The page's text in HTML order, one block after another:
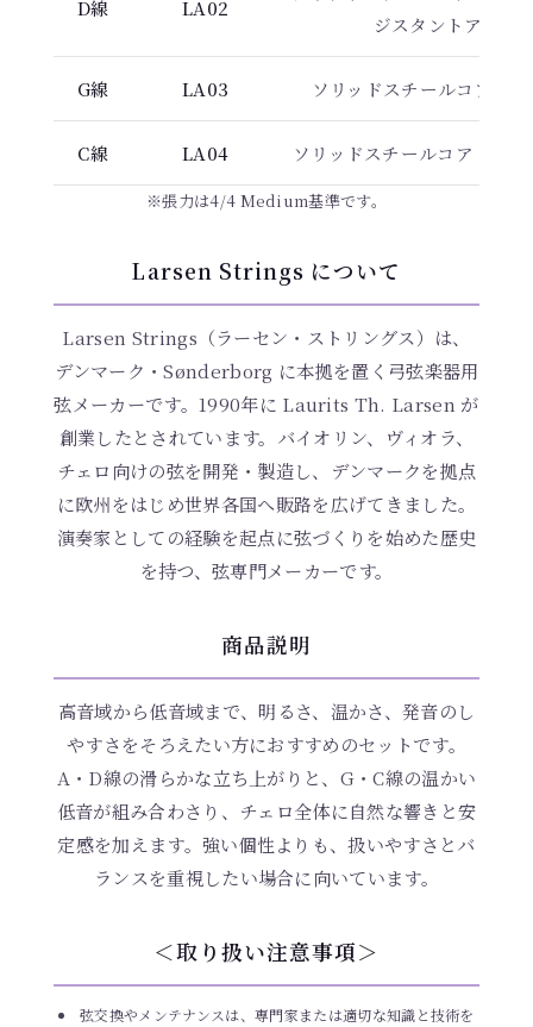
D線 LA02
ジスタントアロイ
G線 LA03 ソリッドスチールコア・
C線 LA04 ソリッドスチールコア・タ
※張力は4/4 Medium基準です。
Larsen Strings について
Larsen Strings（ラーセン・ストリングス）は、
デンマーク・Sønderborg に本拠を置く弓弦楽器用
弦メーカーです。1990年に Laurits Th. Larsen が
創業したとされています。バイオリン、ヴィオラ、
チェロ向けの弦を開発・製造し、デンマークを拠点
に欧州をはじめ世界各国へ販路を広げてきました。
演奏家としての経験を起点に弦づくりを始めた歴史
を持つ、弦専門メーカーです。
商品説明
高音域から低音域まで、明るさ、温かさ、発音のし
やすさをそろえたい方におすすめのセットです。
A・D線の滑らかな立ち上がりと、G・C線の温かい
低音が組み合わさり、チェロ全体に自然な響きと安
定感を加えます。強い個性よりも、扱いやすさとバ
ランスを重視したい場合に向いています。
＜取り扱い注意事項＞
弦交換やメンテナンスは、専門家または適切な知識と技術を
Medium(標準)
16,830円(税込)